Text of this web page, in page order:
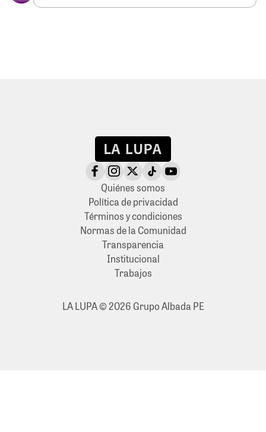
Quiénes somos
Política de privacidad
Términos y condiciones
Normas de la Comunidad
Transparencia
Institucional
Trabajos
LA LUPA © 2026 Grupo Albada PE